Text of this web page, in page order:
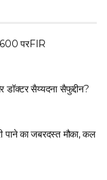
600 परFIR
डॉक्टर सैय्यदना सैफुद्दीन?
का जबरदस्त मौका, कल